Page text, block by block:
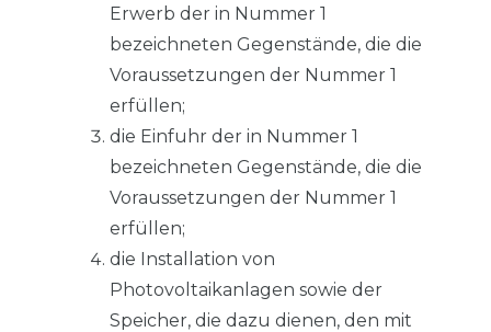
Erwerb der in Nummer 1
bezeichneten Gegenstände, die die
Voraussetzungen der Nummer 1
erfüllen;
die Einfuhr der in Nummer 1
bezeichneten Gegenstände, die die
Voraussetzungen der Nummer 1
erfüllen;
die Installation von
Photovoltaikanlagen sowie der
Speicher, die dazu dienen, den mit